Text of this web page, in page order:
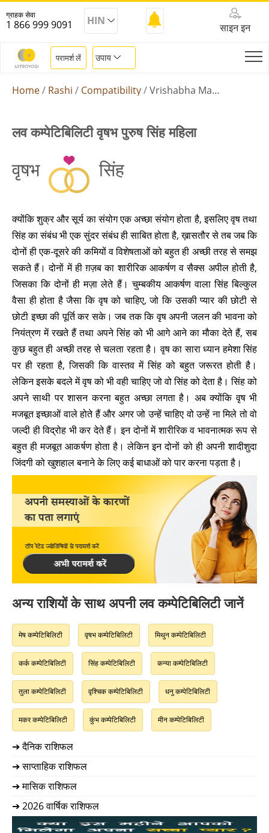
ग्राहक सेवा
1 866 999 9091 HIN
साइन इन
परामर्श लें उपाय
Home Rashi Compatibility Vrishabha Male Singh Female
लव कम्पेटिबिलिटी वृषभ पुरुष सिंह महिला
वृषभ सिंह
क्योंकि शुक्र और सूर्य का संयोग एक अच्छा संयोग होता है, इसलिए वृष तथा
सिंह का संबंध भी एक सुंदर संबंध ही साबित होता है, ख़ासतौर से तब जब कि
दोनों ही एक-दूसरे की कमियों व विशेषताओं को बहुत ही अच्छी तरह से समझ
सकते हैं। दोनों में ही ग़ज़ब का शारीरिक आकर्षण व सैक्स अपील होती है,
जिसका कि दोनों ही मज़ा लेते हैं। चुम्बकीय आकर्षण वाला सिंह बिल्कुल
वैसा ही होता है जैसा कि वृष को चाहिए, जो कि उसकी प्यार की छोटी से
छोटी इच्छा की पूर्ति कर सके। जब तक कि वृष अपनी जलन की भावना को
नियंत्रण में रखते हैं तथा अपने सिंह को भी आगे आने का मौका देते हैं, सब
कुछ बहुत ही अच्छी तरह से चलता रहता है। वृष का सारा ध्यान हमेशा सिंह
पर ही रहता है, जिसकी कि वास्तव में सिंह को बहुत जरूरत होती है।
लेकिन इसके बदले में वृष को भी वही चाहिए जो वो सिंह को देता है। सिंह को
अपने साथी पर शासन करना बहुत अच्छा लगता है। अब क्योंकि वृष भी
मजबूत इच्छाओं वाले होते हैं और अगर जो उन्हें चाहिए वो उन्हें ना मिले तो वो
जल्दी ही विद्रोह भी कर देते हैं। इन दोनों में शारीरिक व भावनात्मक रूप से
बहुत ही मजबूत आकर्षण होता है। लेकिन इन दोनों को ही अपनी शादीशुदा
जिंदगी को खुशहाल बनाने के लिए कई बाधाओं को पार करना पड़ता है।
अन्य राशियों के साथ अपनी लव कम्पेटिबिलिटी जानें
मेष कम्पेटिबिलिटी वृषभ कम्पेटिबिलिटी मिथुन कम्पेटिबिलिटी
कर्क कम्पेटिबिलिटी सिंह कम्पेटिबिलिटी कन्या कम्पेटिबिलिटी
तुला कम्पेटिबिलिटी वृश्चिक कम्पेटिबिलिटी धनु कम्पेटिबिलिटी
मकर कम्पेटिबिलिटी कुंभ कम्पेटिबिलिटी मीन कम्पेटिबिलिटी
➔ दैनिक राशिफल
➔ साप्ताहिक राशिफल
➔ मासिक राशिफल
➔ 2026 वार्षिक राशिफल